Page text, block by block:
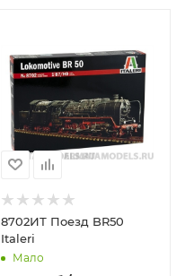
8702ИТ Поезд BR50
Italeri
Мало